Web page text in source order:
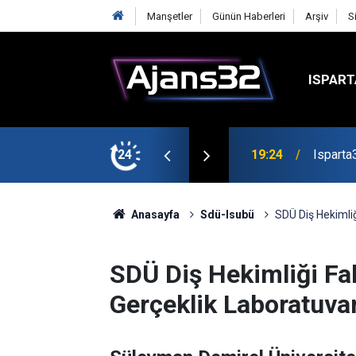
Manşetler Günün Haberleri Arşiv
24
Maçıyla Başlıyor 19:22 Isparta
Anasayfa Sdü-Isubü SDÜ Diş
SDÜ Diş Hekimliği
Gerçeklik